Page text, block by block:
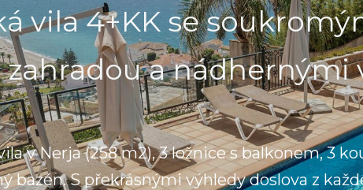
vila 4+KK se
zahradou a nádhernými
v Nerja (258 m2), 3 ložnice s balkonem, 3
bazén. S překrásnými výhledy doslova z